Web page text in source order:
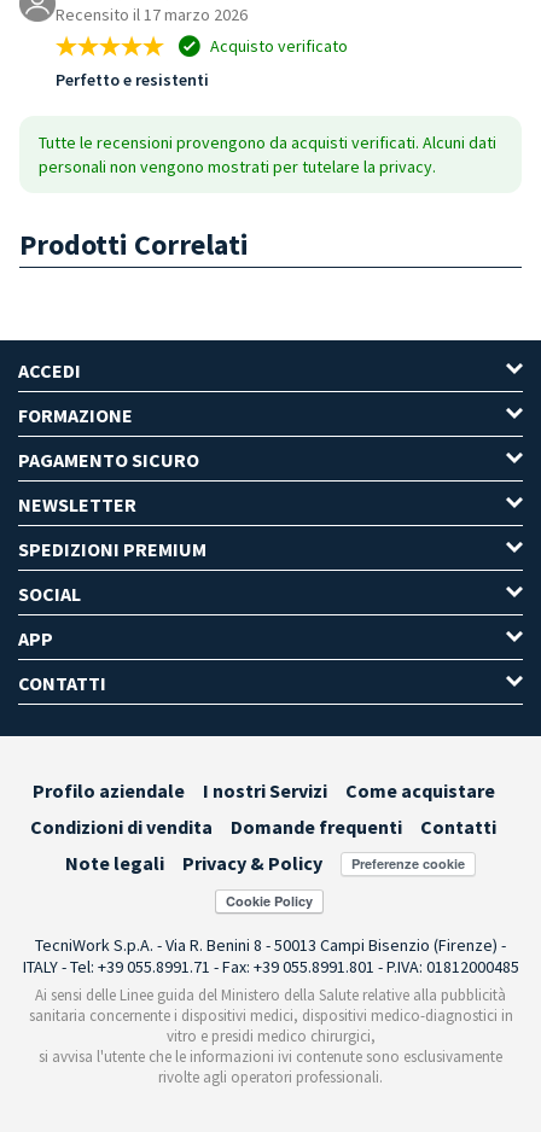
Recensito il 17 marzo 2026
Acquisto verificato
Perfetto e resistenti
Tutte le recensioni provengono da acquisti verificati. Alcuni dati
personali non vengono mostrati per tutelare la privacy.
Prodotti Correlati
ACCEDI
FORMAZIONE
PAGAMENTO SICURO
NEWSLETTER
SPEDIZIONI PREMIUM
SOCIAL
APP
CONTATTI
Profilo aziendale I nostri Servizi
Come acquistare
Condizioni di vendita
Domande frequenti
Contatti
Note legali
Privacy & Policy Preferenze cookie
TecniWork S.p.A. - Via R. Benini 8 - 50013 Campi Bisenzio (Firenze) -
ITALY - Tel: +39 055.8991.71 - Fax: +39 055.8991.801 - P.IVA: 01812000485
Ai sensi delle Linee guida del Ministero della Salute relative alla pubblicità
sanitaria concernente i dispositivi medici, dispositivi medico-diagnostici in
vitro e presidi medico chirurgici,
si avvisa l'utente che le informazioni ivi contenute sono esclusivamente
rivolte agli operatori professionali.